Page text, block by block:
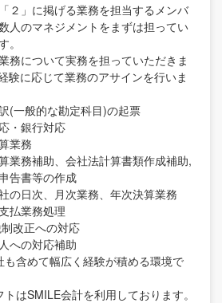
２」に掲げる業務を担当するメンバ
人のマネジメントをまずは担ってい
。
務について実務を担っていただきま
験に応じて業務のアサインを行いま
(一般的な勘定科目)の起票
・銀行対応
業務
業務補助、会社法計算書類作成補助,
告書等の作成
の日次、月次業務、年次決算業務
払業務処理
制改正への対応
への対応補助
も含めて幅広く経験が積める環境で
はSMILE会計を利用しております。